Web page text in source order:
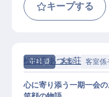
キープする
正社員 客室 客室係
松伯亭あづま荘
心に寄り添う一期一会